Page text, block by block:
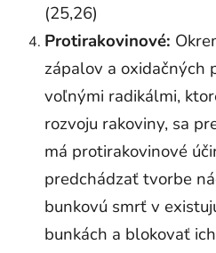
(25,26)
Protirakovinové:
zápalov a oxidačných
voľnými radikálmi,
rozvoju rakoviny, sa
má protirakovinové
predchádzať tvorbe
bunkovú smrť v
bunkách a blokovať